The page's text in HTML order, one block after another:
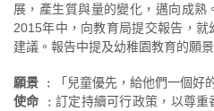
展，產生質與量的變化，邁向成熟
2015年中，向教育局提交報告，
建議。報告中提及幼稚園教育的願
願景 ﹕
「兒童優先，給他們一個好
使命 ﹕訂定持續可行政策，以尊